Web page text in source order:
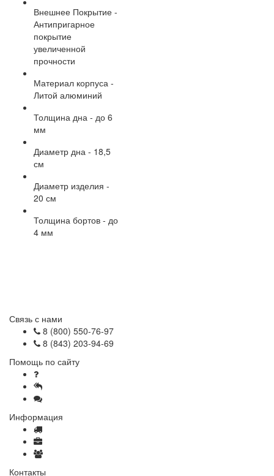
Внешнее Покрытие -
Антипригарное
покрытие
увеличенной
прочности
Материал корпуса -
Литой алюминий
Толщина дна - до 6
мм
Диаметр дна - 18,5
см
Диаметр изделия -
20 см
Толщина бортов - до
4 мм
Связь с нами
8 (800) 550-76-97
8 (843) 203-94-69
Помощь по сайту
Информация
Контакты